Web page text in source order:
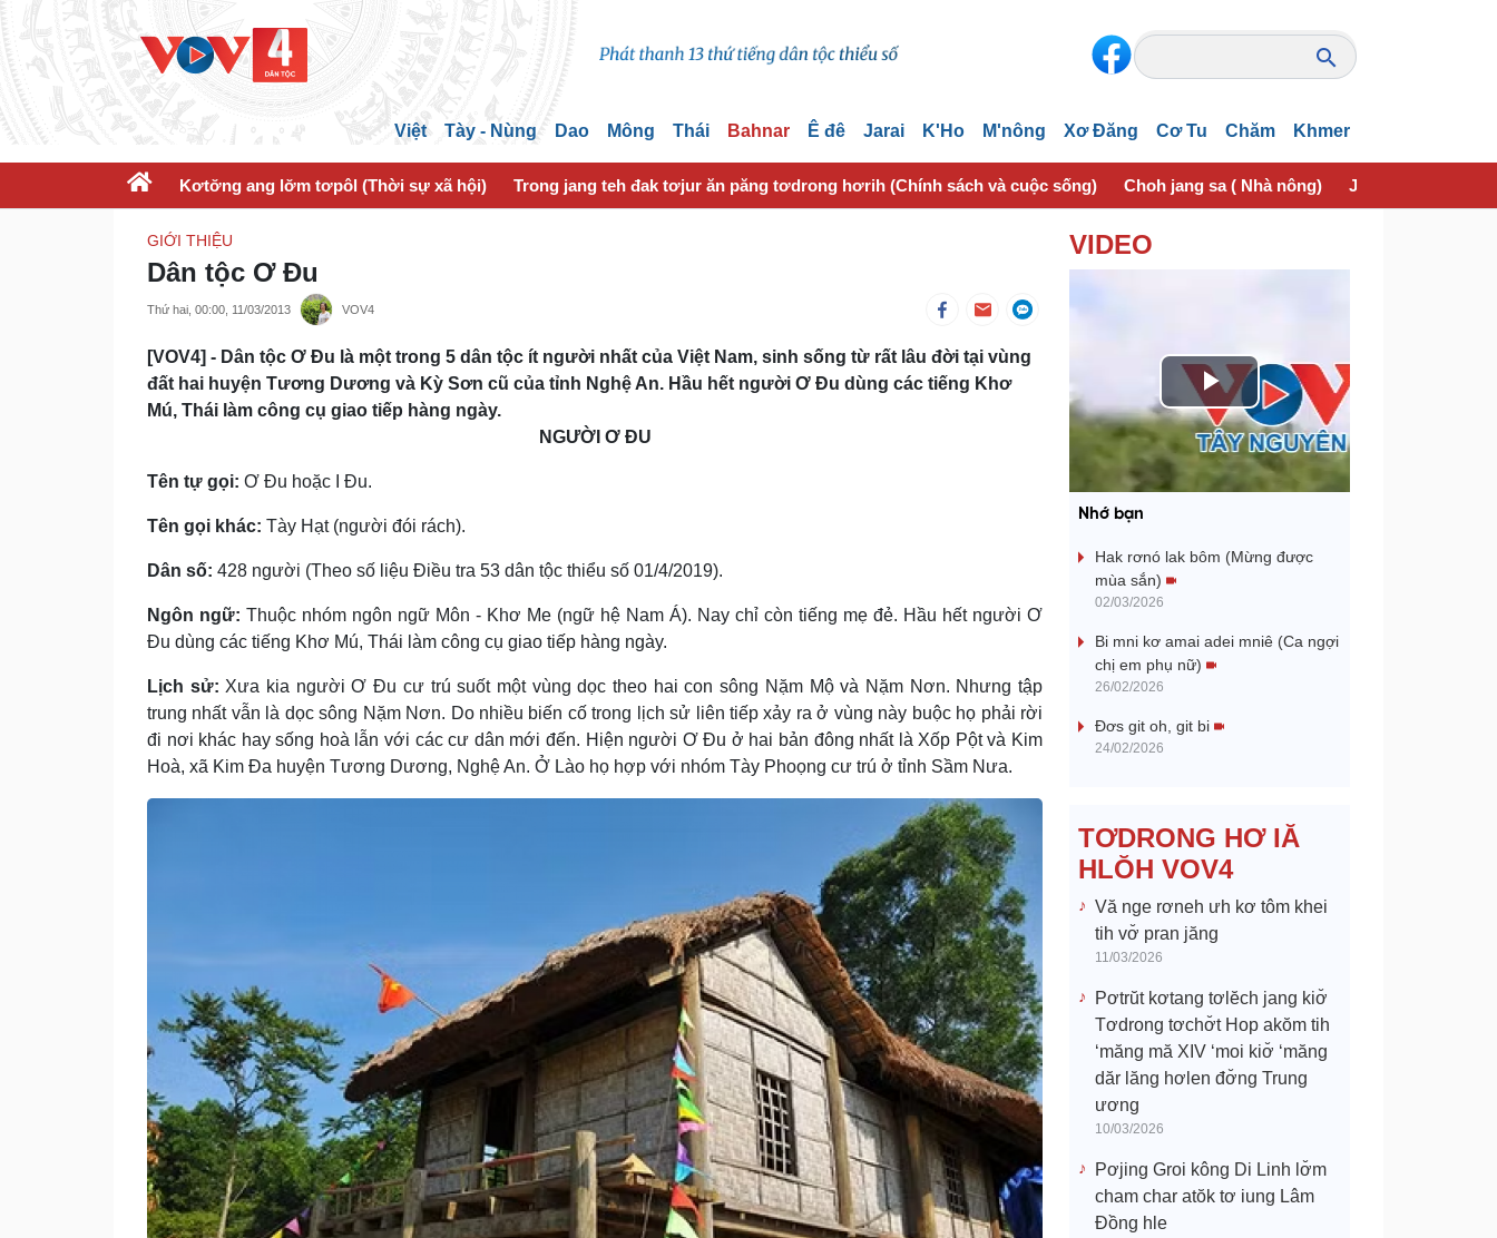
Việt Tày - Nùng Dao Mông Thái Bahnar Ê đê Jarai K'Ho M'nông Xơ Đăng Cơ Tu Chăm Khmer
Kơtơ̆ng ang lơ̆m tơpôl (Thời sự xã hội) Trong jang teh đak tơjur ăn păng tơdrong hơrih (Chính sách và cuộc sống) Choh jang sa ( Nhà nông) Jơhngơ̆m pran
GIỚI THIỆU
Dân tộc Ơ Đu
Thứ hai, 00:00, 11/03/2013 VOV4
[VOV4] - Dân tộc Ơ Đu là một trong 5 dân tộc ít người nhất của Việt Nam, sinh sống từ rất lâu đời tại vùng
đất hai huyện Tương Dương và Kỳ Sơn cũ của tỉnh Nghệ An. Hầu hết người Ơ Ðu dùng các tiếng Khơ
Mú, Thái làm công cụ giao tiếp hàng ngày.
NGƯỜI Ơ ĐU
Tên tự gọi: Ơ Ðu hoặc I Ðu.
Tên gọi khác: Tày Hạt (người đói rách).
Dân số: 428 người (Theo số liệu Điều tra 53 dân tộc thiểu số 01/4/2019).
Ngôn ngữ: Thuộc nhóm ngôn ngữ Môn - Khơ Me (ngữ hệ Nam Á). Nay chỉ còn tiếng mẹ đẻ. Hầu hết người Ơ
Ðu dùng các tiếng Khơ Mú, Thái làm công cụ giao tiếp hàng ngày.
Lịch sử: Xưa kia người Ơ Ðu cư trú suốt một vùng dọc theo hai con sông Nặm Mộ và Nặm Nơn. Nhưng tập
trung nhất vẫn là dọc sông Nặm Nơn. Do nhiều biến cố trong lịch sử liên tiếp xảy ra ở vùng này buộc họ phải rời
đi nơi khác hay sống hoà lẫn với các cư dân mới đến. Hiện người Ơ Ðu ở hai bản đông nhất là Xốp Pột và Kim
Hoà, xã Kim Ða huyện Tương Dương, Nghệ An. Ở Lào họ hợp với nhóm Tày Phoọng cư trú ở tỉnh Sầm Nưa.
VIDEO
P
l
y
i
Nhớ bạn
Hak rơnó lak bôm (Mừng được
mùa sắn)
02/03/2026
Bi mni kơ amai adei mniê (Ca ngợi
chị em phụ nữ)
26/02/2026
Đơs git oh, git bi
24/02/2026
TƠDRONG HƠ IĂ
HLŎH VOV4
Vă nge rơneh ưh kơ tôm khei
tih vơ̆ pran jăng
11/03/2026
Pơtrŭt kơtang tơlĕch jang kiơ̆
Tơdrong tơchơ̆t Hop akŏm tih
‘măng mă XIV ‘moi kiơ̆ ‘măng
dăr lăng hơlen đơ̆ng Trung
ương
10/03/2026
Pơjing Groi kông Di Linh lơ̆m
cham char atŏk tơ iung Lâm
Đồng hle